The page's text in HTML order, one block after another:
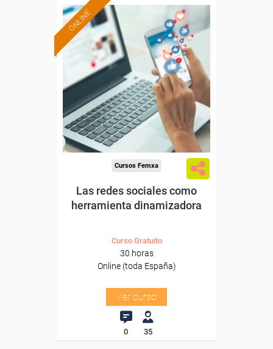
ONLINE
Formación 100%
subvencionada.
Para desempleados,
trabajadores y autónomos.
Sector
-Educación.
Cursos Femxa
Las redes sociales como
herramienta dinamizadora
Curso Gratuito
30 horas
Online (toda España)
Ver curso
0 35